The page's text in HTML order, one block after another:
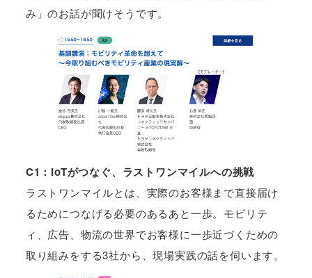
み」のお話が聞けそうです。
C1：IoTがつなぐ、ラストワンマイルへの挑戦
ラストワンマイルとは、実際のお客様まで直接届け
るためにつなげる必要のあるあと一歩。モビリテ
ィ、広告、物流の世界でお客様に一歩近づくための
取り組みをする3社から、現場実践の話を伺います。